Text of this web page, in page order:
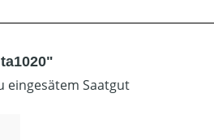
eingesätem Saatgut